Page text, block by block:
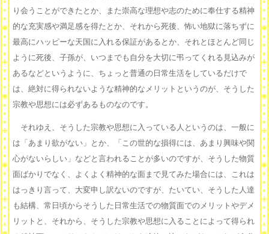
り会うことができたとか、また崇高な理想や志のために奉仕する精神
的な充実感や満足感を得たとか、それから死後、怖い地獄に落ちずに
最高にハッピーな天国に入れる保証があるとか、それとほとんど同じ
ように死後、子孫が、いつまでも自分を大切に弔ってくれる見込みが
あるなどというように、ちょっと普通の日常生活をしているだけで
は、絶対に得られないような精神的なメリットというのが、そうした
宗教や思想には必ずあるものなのです。
それゆえ、そうした宗教や思想に入っている人というのは、一般に
は「あまり欲がない」とか、「この世的な損得には、あまり興味や関
心がないらしい」などと言われることが多いのですが、そうした物質
面ばかりでなく、よくよく精神的な面まで見てみた場合には、これは
はっきり言って、大変申し訳ないのですが、たいてい、そうした人達
も結構、常日頃からそうした日常生活での物質面でのメリットやデメ
リットと、それから、そうした宗教や思想に入ることによって得られ